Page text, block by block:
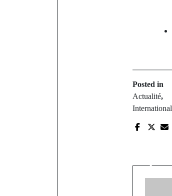
Posted in
Actualité,
International